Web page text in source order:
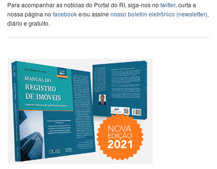
Para acompanhar as notícias do Portal do RI, siga-nos no twitter, curta a
nossa página no facebooke/ou assine nosso boletim eletrônico (newsletter),
diário e gratuito.